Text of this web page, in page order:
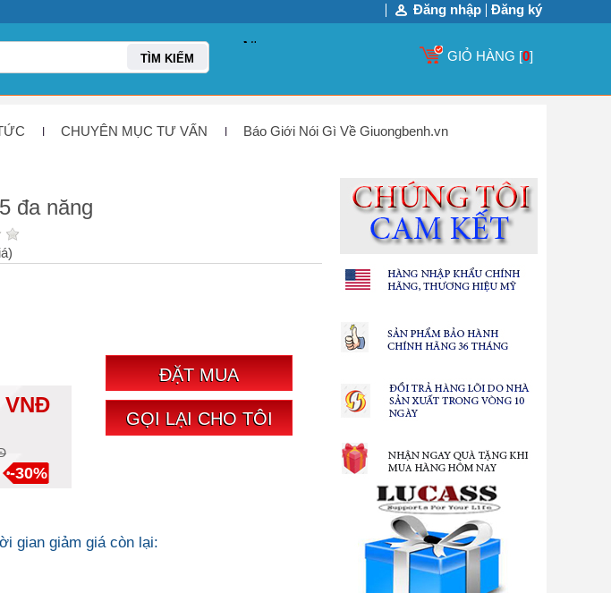
Đăng nhập Đăng ký
GIỎ HÀNG [0]
TÌM KIẾM
CHUYÊN MỤC TƯ VẤN Báo Giới Nói Gì Về Giuongbenh.vn
đa năng
VNĐ
-30%
GỌI LẠI CHO TÔI
gian giảm giá còn lại: